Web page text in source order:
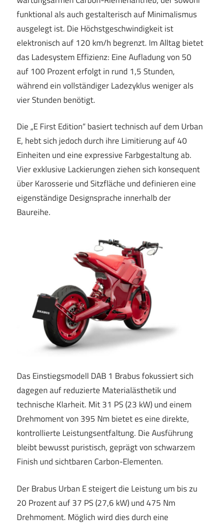
funktional als auch gestalterisch auf Minimalismus
ausgelegt ist. Die Höchstgeschwindigkeit ist
elektronisch auf 120 km/h begrenzt. Im Alltag bietet
das Ladesystem Effizienz: Eine Aufladung von 50
auf 100 Prozent erfolgt in rund 1,5 Stunden,
während ein vollständiger Ladezyklus weniger als
vier Stunden benötigt.
Die „E First Edition“ basiert technisch auf dem Urban
E, hebt sich jedoch durch ihre Limitierung auf 40
Einheiten und eine expressive Farbgestaltung ab.
Vier exklusive Lackierungen ziehen sich konsequent
über Karosserie und Sitzfläche und definieren eine
eigenständige Designsprache innerhalb der
Baureihe.
Das Einstiegsmodell DAB 1 Brabus fokussiert sich
dagegen auf reduzierte Materialästhetik und
technische Klarheit. Mit 31 PS (23 kW) und einem
Drehmoment von 395 Nm bietet es eine direkte,
kontrollierte Leistungsentfaltung. Die Ausführung
bleibt bewusst puristisch, geprägt von schwarzem
Finish und sichtbaren Carbon-Elementen.
Der Brabus Urban E steigert die Leistung um bis zu
20 Prozent auf 37 PS (27,6 kW) und 475 Nm
Drehmoment. Möglich wird dies durch eine